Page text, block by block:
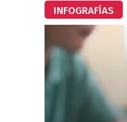
INFOGRAFÍAS